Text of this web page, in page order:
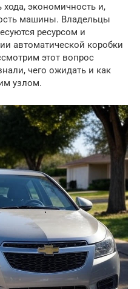
хода, экономичность и,
машины. Владельцы
ресурсом и
автоматической коробки
этот вопрос
чего ожидать и как
узлом.